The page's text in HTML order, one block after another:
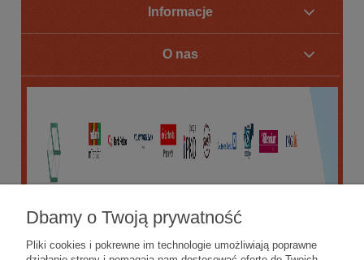
Informacje
O nas
Dbamy o Twoją prywatność
Pliki cookies i pokrewne im technologie umożliwiają poprawne